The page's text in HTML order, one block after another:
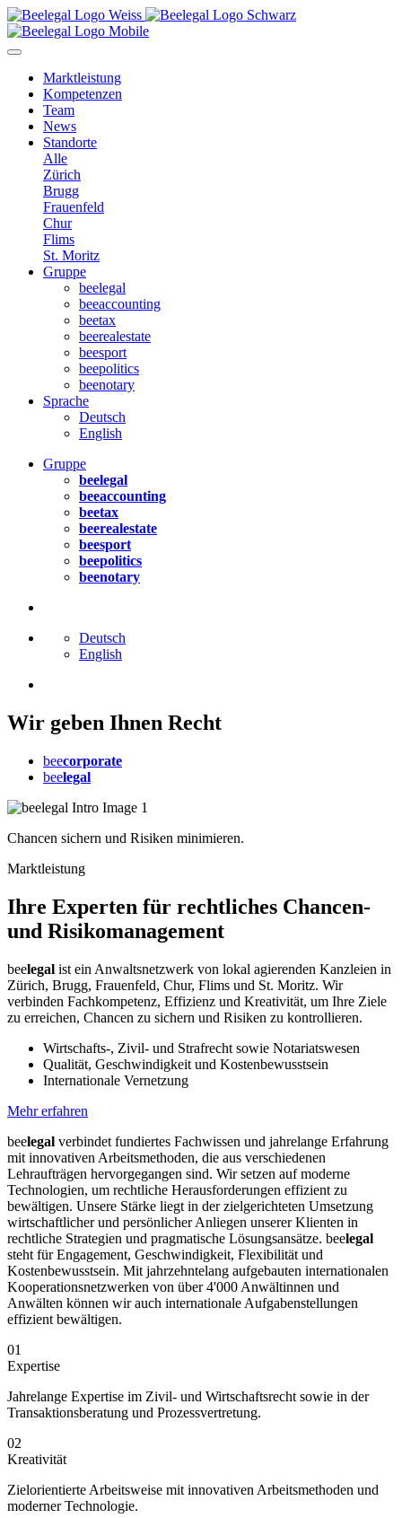
Marktleistung
Kompetenzen
Team
News
Standorte
Alle
Zürich
Brugg
Frauenfeld
Chur
Flims
St. Moritz
Gruppe
beelegal
beeaccounting
beetax
beerealestate
beesport
beepolitics
beenotary
Sprache
Deutsch
English
Gruppe
beelegal
beeaccounting
beetax
beerealestate
beesport
beepolitics
beenotary
Deutsch
English
Wir geben Ihnen Recht
beecorporate
beelegal
Chancen sichern und Risiken minimieren.
Marktleistung
Ihre Experten für rechtliches Chancen-
und Risiko­management
beelegal ist ein Anwaltsnetzwerk von lokal agierenden Kanzleien in
Zürich, Brugg, Frauenfeld, Chur, Flims und St. Moritz. Wir
verbinden Fachkompetenz, Effizienz und Kreativität, um Ihre Ziele
zu erreichen, Chancen zu sichern und Risiken zu kontrollieren.
Wirtschafts-, Zivil- und Strafrecht sowie Notariatswesen
Qualität, Geschwindigkeit und Kostenbewusstsein
Internationale Vernetzung
Mehr erfahren
beelegal verbindet fundiertes Fachwissen und jahrelange Erfahrung
mit innovativen Arbeitsmethoden, die aus verschiedenen
Lehraufträgen hervorgegangen sind. Wir setzen auf moderne
Technologien, um rechtliche Herausforderungen effizient zu
bewältigen. Unsere Stärke liegt in der zielgerichteten Umsetzung
wirtschaftlicher und persönlicher Anliegen unserer Klienten in
rechtliche Strategien und pragmatische Lösungsansätze. beelegal
steht für Engagement, Geschwindigkeit, Flexibilität und
Kostenbewusstsein. Mit jahrzehntelang aufgebauten internationalen
Kooperationsnetzwerken von über 4'000 Anwältinnen und
Anwälten können wir auch internationale Aufgabenstellungen
effizient bewältigen.
01
Expertise
Jahrelange Expertise im Zivil- und Wirtschaftsrecht sowie in der
Transaktionsberatung und Prozessvertretung.
02
Kreativität
Zielorientierte Arbeitsweise mit innovativen Arbeitsmethoden und
moderner Technologie.